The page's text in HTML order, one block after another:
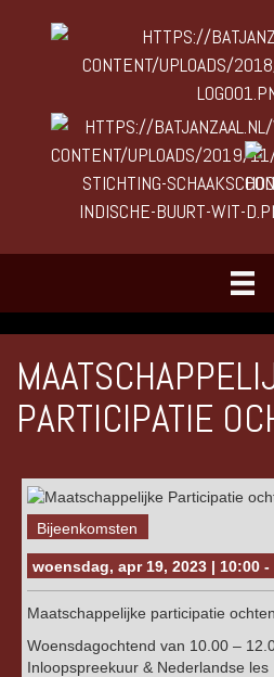
PARTICIPATIE
Bijeenkomsten
woensdag, apr 19, 2023 | 10:00 -
Maatschappelijke participatie
Woensdagochtend van 10.00 –
Inloopspreekuur & Nederlandse les